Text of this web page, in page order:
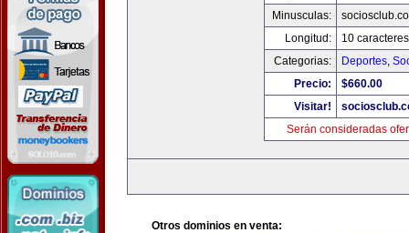
Minusculas:
Longitud:
10 caracteres
Categorias:
Deportes,
Precio:
$660.00
Visitar!
Serán consideradas
Otros dominios en venta: